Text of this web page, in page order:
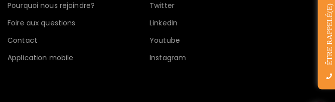
Pourquoi nous rejoindre?
Foire aux questions
Contact
Application mobile
Twitter
LinkedIn
Youtube
Instagram
ÊTRE RAPPELÉ(E)